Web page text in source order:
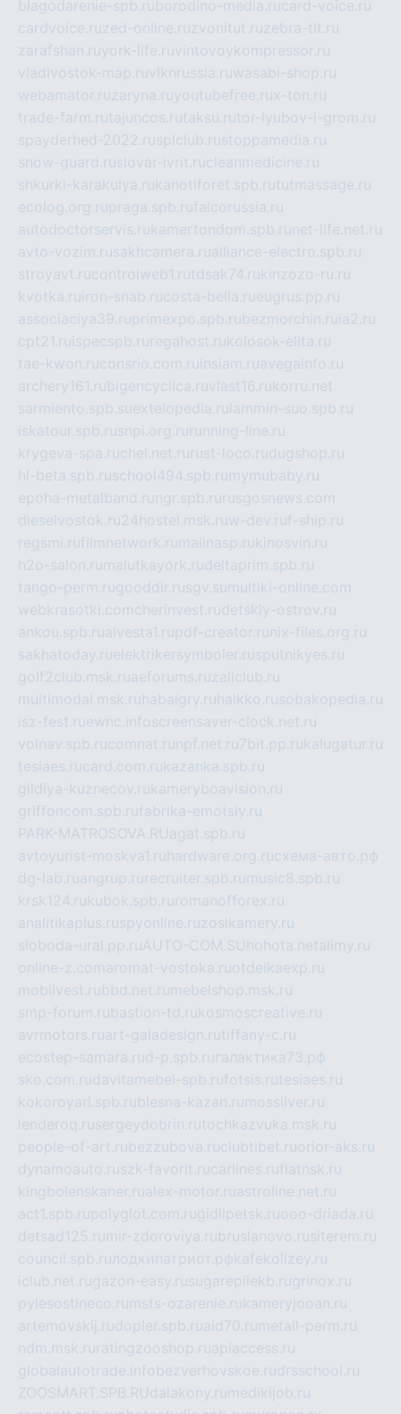
blagodarenie-spb.ruborodino-media.rucard-voice.ru
cardvoice.ruzed-online.ruzvonitut.ruzebra-tlt.ru
zarafshan.ruyork-life.ruvintovoykompressor.ru
vladivostok-map.ruvlknrussia.ruwasabi-shop.ru
webamator.ruzaryna.ruyoutubefree.rux-ton.ru
trade-farm.rutajuncos.rutaksu.rutor-lyubov-i-grom.ru
spayderhed-2022.rusplclub.rustoppamedia.ru
snow-guard.ruslovar-ivrit.rucleanmedicine.ru
shkurki-karakulya.rukanotiforet.spb.rututmassage.ru
ecolog.org.rupraga.spb.rufalcorussia.ru
autodoctorservis.rukamertondom.spb.ru net-life.net.ru
avto-vozim.rusakhcamera.rualliance-electro.spb.ru
stroyavt.rucontrolweb1.rutdsak74.rukinzozo-ru.ru
kvotka.ru iron-snab.rucosta-bella.rueugrus.pp.ru
associaciya39.ruprimexpo.spb.rubezmorchin.ru ia2.ru
cpt21.ru ispecspb.ru regahost.rukolosok-elita.ru
tae-kwon.ruconsrio.com.ru insiam.ruavegainfo.ru
archery161.rubigencyclica.ruvlast16.rukorru.net
sarmiento.spb.suextelopedia.ru lammin-suo.spb.ru
iskatour.spb.rusnpi.org.ru running-line.ru
krygeva-spa.ruchel.net.ru rust-loco.rudugshop.ru
hl-beta.spb.ruschool494.spb.ru mymubaby.ru
epoha-metalband.ru ngr.spb.ru rusgosnews.com
dieselvostok.ru24hostel.msk.ruw-dev.ruf-ship.ru
regsmi.rufilmnetwork.ru malinasp.rukinosvin.ru
h2o-salon.ru malutkayork.rudeltaprim.spb.ru
tango-perm.rugooddir.rusgv.su multiki-online.com
webkrasotki.comcherinvest.rudetskiy-ostrov.ru
ankou.spb.rualvesta1.rupdf-creator.ru nix-files.org.ru
sakhatoday.ruelektrikersymboler.rusputnikyes.ru
golf2club.msk.ruaeforums.ruzallclub.ru
multimodal.msk.ru habaigry.ru haikko.rusobakopedia.ru
isz-fest.ruewnc.infoscreensaver-clock.net.ru
volnav.spb.rucomnat.ru npf.net.ru7bit.pp.rukalugatur.ru
tesiaes.rucard.com.rukazanka.spb.ru
gildiya-kuznecov.rukameryboavision.ru
griffoncom.spb.rufabrika-emotsiy.ru
PARK-MATROSOVA.RUagat.spb.ru
avtoyurist-moskva1.ru hardware.org.ruсхема-авто.рф
dg-lab.ruangrup.ru recruiter.spb.ru music8.spb.ru
krsk124.rukubok.spb.ru romanofforex.ru
analitikaplus.ruspyonline.ruzosikamery.ru
sloboda-ural.pp.ruAUTO-COM.SU hohota.netalimy.ru
online-z.comaromat-vostoka.ruotdelkaexp.ru
mobilvest.rubbd.net.ru mebelshop.msk.ru
smp-forum.rubastion-td.rukosmoscreative.ru
avrmotors.ruart-galadesign.rutiffany-c.ru
ecostep-samara.rud-p.spb.ru галактика73.рф
sko.com.rudavitamebel-spb.rufotsis.rutesiaes.ru
kokoroyari.spb.rublesna-kazan.ru mossilver.ru
lenderoq.rusergeydobrin.rutochkazvuka.msk.ru
people-of-art.rubezzubova.ruclubtibet.ruorior-aks.ru
dynamoauto.ruszk-favorit.rucarlines.ruflatnsk.ru
kingbolenskaner.rualex-motor.ruastroline.net.ru
act1.spb.rupolyglot.com.rugidlipetsk.ruooo-driada.ru
detsad125.ru mir-zdoroviya.rubruslanovo.rusiterem.ru
council.spb.ruлодкипатриот.рфkafekolizey.ru
iclub.net.rugazon-easy.rusugarepilekb.rugrinox.ru
pylesostineco.ru msts-ozarenie.rukameryjooan.ru
artemovskij.rudopler.spb.ruaid70.ru metall-perm.ru
ndm.msk.ru ratingzooshop.ruapiaccess.ru
globalautotrade.info bezverhovskoe.rudrsschool.ru
ZOOSMART.SPB.RUdalakony.ru medikijob.ru